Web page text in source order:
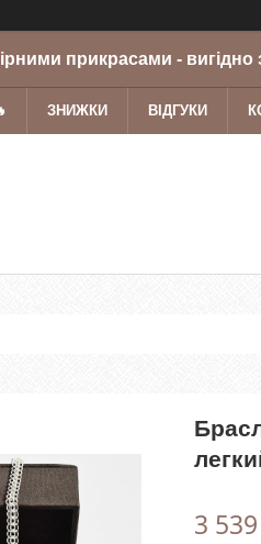
прикрасами - вигідно
ЗНИЖКИ ВІДГУКИ
3